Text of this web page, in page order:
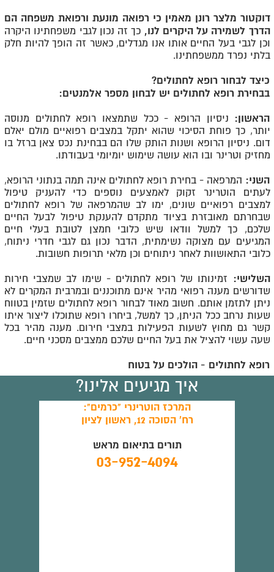
דוקטור מלצר רונן מאמין כי רפואה מונעת ורפואת משפחה הם
הדרך לשמירה על היקרים לנו, כך זה נכון לגבי משפחתינו היקרה
וכן לגבי בעל החיים אותו אנו מגדלים, כאשר זה הופך להיות חלק
בלתי נפרד ממשפחתינו.
כיצד לבחור רופא לחתולים?
בבחירת רופא לחתולים יש לבחון מספר אלמנטים:
הראשון: ניסיון הרופא - ככל שתמצאו רופא לחתולים מנוסה
יותר, כך פוחת הסיכוי שהוא יתקל במצבים רפואיים מולם יאלם
דום. ניסיון הרופא ושנות הותק שלו הם בבחינת נכס צאן ברזל בו
מחזיק וטרינר ובו הוא עושה שימוש יומיומי בעבודתו.
השני: המרפאה - בחירת רופא לחתולים אינה תמה בנתוני הרופא,
לעתים הוטרינר זקוק לאמצעים נוספים כדי להעניק טיפול
למצבים רפואיים שונים, ימו לב שהמרפאה של רופא לחתולים
שבחרתם מאובזרת בציוד מתקדם להענקת טיפול לבעל החיים
שלכם, כך למשל וודאו שיש כלובי חמצן לטובת בעלי חיים
המגיעים עם מצוקה נשימתית, הדבר נכון גם לגבי חדרי ניתוח,
כלובי התאושוות לאחר ניתוחים וכן מלאי תרופות חשובות.
השלישי: זמינותו של רופא לחתולים - שימו לב שמצבי חירות
שדורשים מענה רפואי מהיר אינם מתוכננים ובמרבית המקרים לא
ניתן לתזמן אותם. חשוב מאוד לבחור רופא לחתולים שזמין בטווח
שעות נרחב ככל הניתן, כך למשל, ביחרו רופא שתוכלו ליצור איתו
קשר גם מחוץ לשעות הפעילות במצבי חירום. מענה מהיר בכל
שעה עשוי להציל את בעל החיים שלכם ממצבים מסכני חיים.
רופא לחתולים - הולכים על בטוח
איך מגיעים אלינו?
המרכז הוטרינרי "כרמים":
רח' הסוכה 12, ראשון לציון
תורים בתיאום מראש
03-952-4094